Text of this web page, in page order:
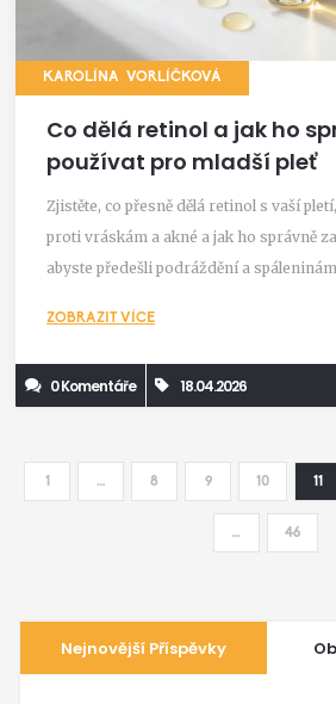
KAROLÍNA VORLÍČKOVÁ
Co dělá retinol a jak ho
používat pro mladší pleť
Zjistěte, co přesně dělá retinol s vaší
proti vráskám a akné a jak ho správně
abyste předešli podráždění a
ZOBRAZIT VÍCE
0 Komentáře 18.04.2026
1 … 8 9 10 11
… 46
Nejnovější Příspěvky